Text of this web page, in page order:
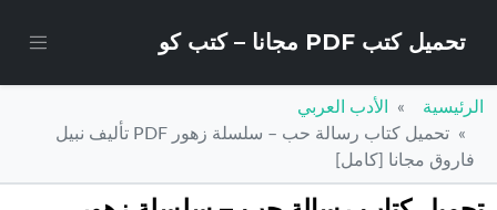
تحميل كتب PDF مجانا – كتب كو
الرئيسية
الأدب العربي
تحميل كتاب رسالة حب – سلسلة زهور PDF تأليف نبيل
فاروق مجانا [كامل]